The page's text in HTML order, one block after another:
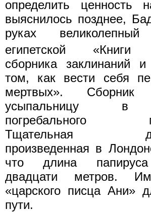
определить ценность
выяснилось позднее,
руках великолепный
египетской «Книги
сборника заклинаний
том, как вести себя
мертвых».
усыпальницу в
погребального
Тщательная
произведенная в
что длина папируса
двадцати метров.
«царского писца Ани»
пути.